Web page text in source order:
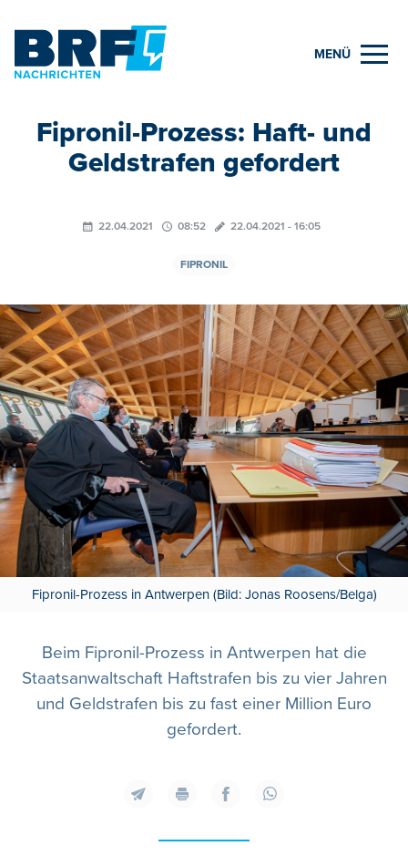
MENÜ
Fipronil-Prozess: Haft- und
Geldstrafen gefordert
22.04.2021 08:52 22.04.2021 - 16:05
FIPRONIL
Fipronil-Prozess in Antwerpen (Bild: Jonas Roosens/Belga)
Beim Fipronil-Prozess in Antwerpen hat die
Staatsanwaltschaft Haftstrafen bis zu vier Jahren
und Geldstrafen bis zu fast einer Million Euro
gefordert.